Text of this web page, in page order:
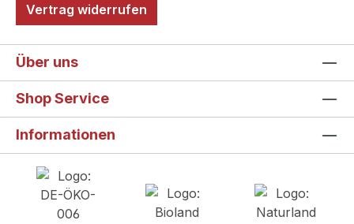
Vertrag widerrufen
Über uns
Shop Service
Informationen